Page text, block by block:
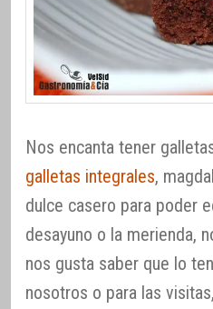
Nos encanta tener
galletas integrales,
dulce casero para poder
desayuno o la merienda,
nos gusta saber que lo
nosotros o para las